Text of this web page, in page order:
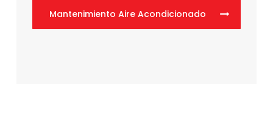
Mantenimiento Aire Acondicionado